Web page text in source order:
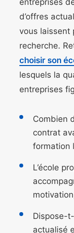
entreprises
d’offres
vous laissent
recherche.
choisir son
lesquels la
entreprises
Combien
contrat
formation
L’école
Dispose-t-
actualisé